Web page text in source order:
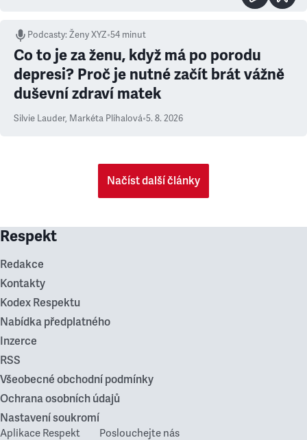
Podcasty:Ženy XYZ•54 minut
Co to je za ženu, když má po porodu
depresi? Proč je nutné začít brát vážně
duševní zdraví matek
Silvie Lauder, Markéta Plíhalová•5. 8. 2026
Načíst další články
Respekt
Redakce
Kontakty
Kodex Respektu
Nabídka předplatného
Inzerce
RSS
Všeobecné obchodní podmínky
Ochrana osobních údajů
Nastavení soukromí
Aplikace Respekt Poslouchejte nás